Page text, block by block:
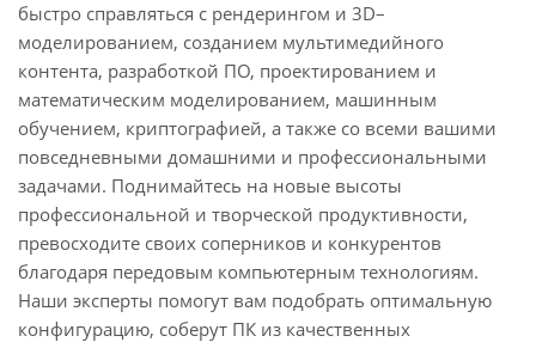
быстро справляться с рендерингом и 3D–
моделированием, созданием мультимедийного
контента, разработкой ПО, проектированием и
математическим моделированием, машинным
обучением, криптографией, а также со всеми вашими
повседневными домашними и профессиональными
задачами. Поднимайтесь на новые высоты
профессиональной и творческой продуктивности,
превосходите своих соперников и конкурентов
благодаря передовым компьютерным технологиям.
Наши эксперты помогут вам подобрать оптимальную
конфигурацию, соберут ПК из качественных